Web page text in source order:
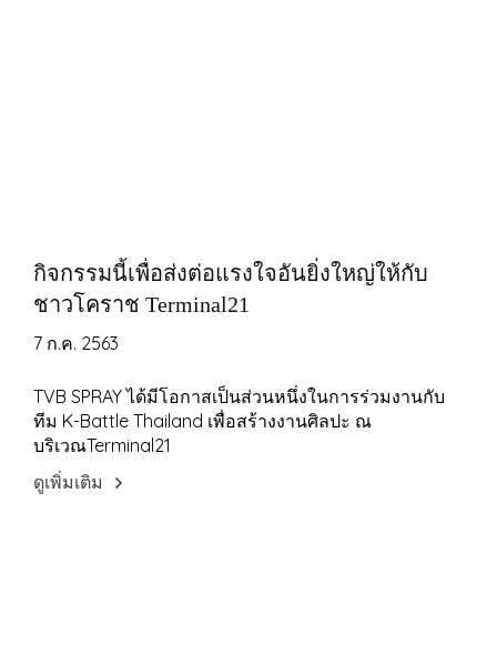
กิจกรรมนี้เพื่อส่งต่อแรงใจอันยิ่งใหญ่ให้กับ
ชาวโคราช Terminal21
7 ก.ค. 2563
TVB SPRAY ได้มีโอกาสเป็นส่วนหนึ่งในการร่วมงานกับ
ทีม K-Battle Thailand เพื่อสร้างงานศิลปะ ณ
บริเวณTerminal21
ดูเพิ่มเติม